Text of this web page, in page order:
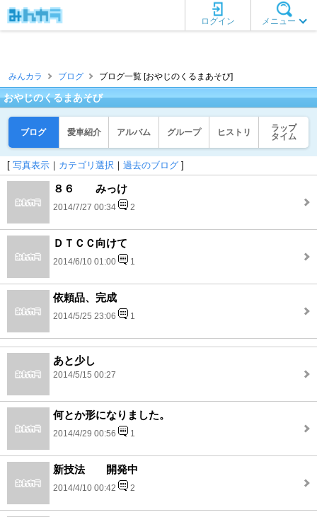
メニュー
ログイン
みんカラ ブログ ブログ一覧 [おやじのくるまあそび]
おやじのくるまあそび
ブログ 愛車紹介 アルバム グループ ヒストリ
ラップ
タイム
[ 写真表示 ｜ カテゴリ選択 ｜ 過去のブログ ]
８６ みっけ
2014/7/27 00:34 2
ＤＴＣＣ向けて
2014/6/10 01:00 1
依頼品、完成
2014/5/25 23:06 1
あと少し
2014/5/15 00:27
何とか形になりました。
2014/4/29 00:56 1
新技法 開発中
2014/4/10 00:42 2